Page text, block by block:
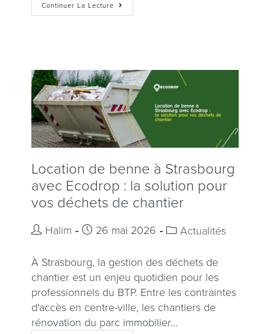
Continuer La Lecture
Location de benne à Strasbourg
avec Ecodrop : la solution pour
vos déchets de chantier
Halim 26 mai 2026 Actualités
À Strasbourg, la gestion des déchets de
chantier est un enjeu quotidien pour les
professionnels du BTP. Entre les contraintes
d'accès en centre-ville, les chantiers de
rénovation du parc immobilier…